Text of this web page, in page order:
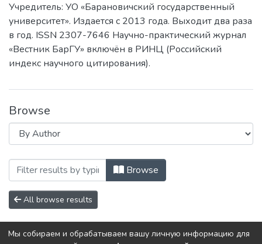
Учредитель: УО «Барановичский государственный
университет». Издается с 2013 года. Выходит два раза
в год. ISSN 2307-7646 Научно-практический журнал
«Вестник БарГУ» включён в РИНЦ (Российский
индекс научного цитирования).
Browse
Browsing Серия Педагогические
Browse
All browse results
Мы собираем и обрабатываем вашу личную информацию для